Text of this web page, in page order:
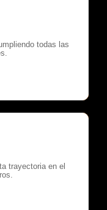
todas las
trayectoria en el